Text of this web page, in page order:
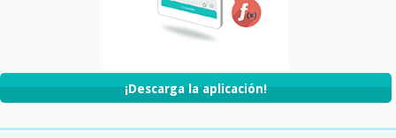
¡Descarga la aplicación!